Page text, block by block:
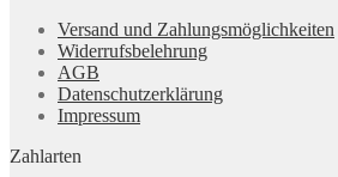
Versand und Zahlungsmöglichkeiten
Widerrufsbelehrung
AGB
Datenschutzerklärung
Impressum
Zahlarten